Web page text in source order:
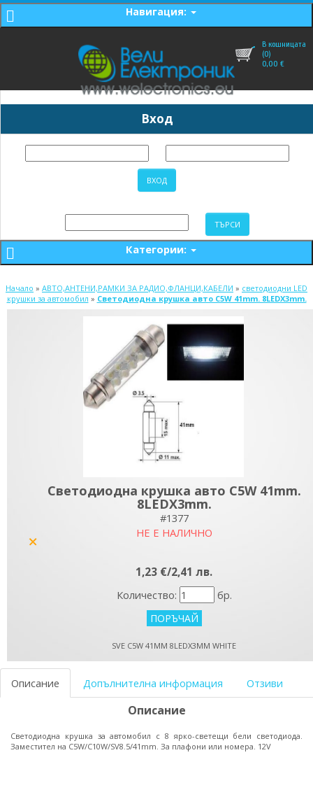
Навигация:
В кошницата
(0)
0,00 €
Вход
Категории:
Начало » АВТО,АНТЕНИ,РАМКИ ЗА РАДИО,ФЛАНЦИ,КАБЕЛИ » светодиодни LED
крушки за автомобил » Светодиодна крушка авто C5W 41mm. 8LEDX3mm.
Светодиодна крушка авто C5W 41mm.
8LEDX3mm.
#1377
НЕ Е НАЛИЧНО
1,23 €/2,41 лв.
Количество: бр.
SVE C5W 41MM 8LEDX3MM WHITE
Описание Допълнителна информация Отзиви
Описание
Светодиодна крушка за автомобил с 8 ярко-светещи бели светодиода.
Заместител на C5W/C10W/SV8.5/41mm. За плафони или номера. 12V